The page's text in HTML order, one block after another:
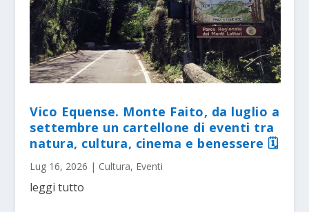
Vico Equense. Monte Faito, da luglio a
settembre un cartellone di eventi tra
natura, cultura, cinema e benessere 🗓
Lug 16, 2026 | Cultura, Eventi
leggi tutto